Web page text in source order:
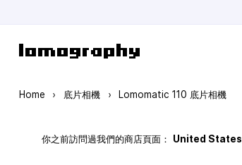
Home › 底片相機 › Lomomatic 110 底片相機
你之前訪問過我們的商店頁面： United States